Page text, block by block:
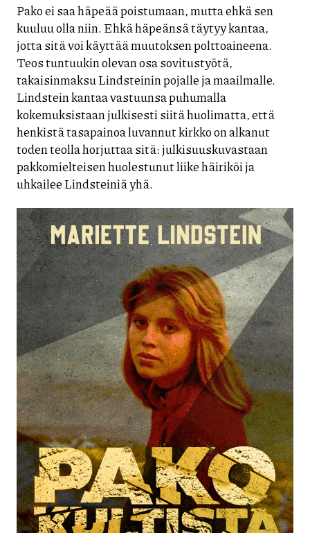
Pako ei saa häpeää poistumaan, mutta ehkä sen
kuuluu olla niin. Ehkä häpeänsä täytyy kantaa,
jotta sitä voi käyttää muutoksen polttoaineena.
Teos tuntuukin olevan osa sovitustyötä,
takaisinmaksu Lindsteinin pojalle ja maailmalle.
Lindstein kantaa vastuunsa puhumalla
kokemuksistaan julkisesti siitä huolimatta, että
henkistä tasapainoa luvannut kirkko on alkanut
toden teolla horjuttaa sitä: julkisuuskuvastaan
pakkomielteisen huolestunut liike häiriköi ja
uhkailee Lindsteiniä yhä.